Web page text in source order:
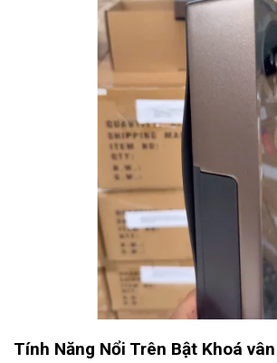
Tính Năng Nổi Trên Bật Khoá